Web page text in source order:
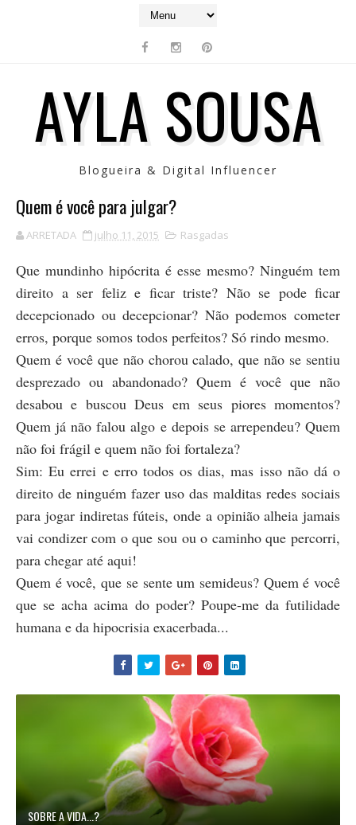
AYLA SOUSA
Blogueira & Digital Influencer
Quem é você para julgar?
ARRETADA julho 11, 2015 Rasgadas
Que mundinho hipócrita é esse mesmo? Ninguém tem
direito a ser feliz e ficar triste? Não se pode ficar
decepcionado ou decepcionar? Não podemos cometer
erros, porque somos todos perfeitos? Só rindo mesmo.
Quem é você que não chorou calado, que não se sentiu
desprezado ou abandonado? Quem é você que não
desabou e buscou Deus em seus piores momentos?
Quem já não falou algo e depois se arrependeu? Quem
não foi frágil e quem não foi fortaleza?
Sim: Eu errei e erro todos os dias, mas isso não dá o
direito de ninguém fazer uso das malditas redes sociais
para jogar indiretas fúteis, onde a opinião alheia jamais
vai condizer com o que sou ou o caminho que percorri,
para chegar até aqui!
Quem é você, que se sente um semideus? Quem é você
que se acha acima do poder? Poupe-me da futilidade
humana e da hipocrisia exacerbada...
SOBRE A VIDA...?